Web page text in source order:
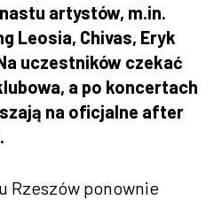
artystów, m.in.
Leosia, Chivas, Eryk
uczestników czekać
a po koncertach
na oficjalne after
Rzeszów ponownie